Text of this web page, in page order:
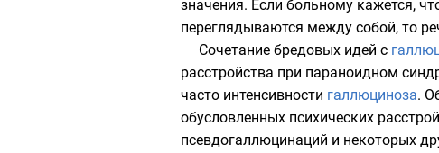
значения. Если больному кажется,
переглядываются между собой, то
Сочетание бредовых идей с
расстройства при параноидном
часто интенсивности галлюциноза.
обусловленных психических
псевдогаллюцинаций и некоторых